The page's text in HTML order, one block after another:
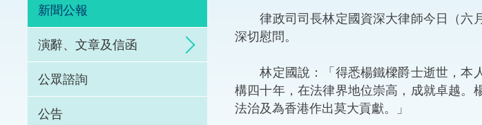
體育爭議解決先導計劃
能力建設
法律樞紐
“一帶一路”建設
新聞公報
演辭、文章及信函
公眾諮詢
公告
律政司司長林定國資深大律師今日（六
深切慰問。
林定國說：「得悉楊鐵樑爵士逝世，本
構四十年，在法律界地位崇高，成就卓越。
法治及為香港作出莫大貢獻。」